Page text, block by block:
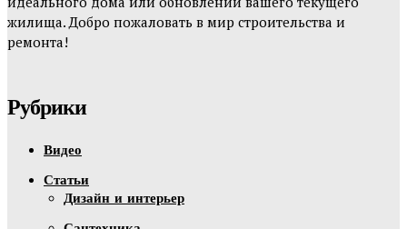
жилища. Добро пожаловать в мир строительства и
ремонта!
Рубрики
Видео
Статьи
Дизайн и интерьер